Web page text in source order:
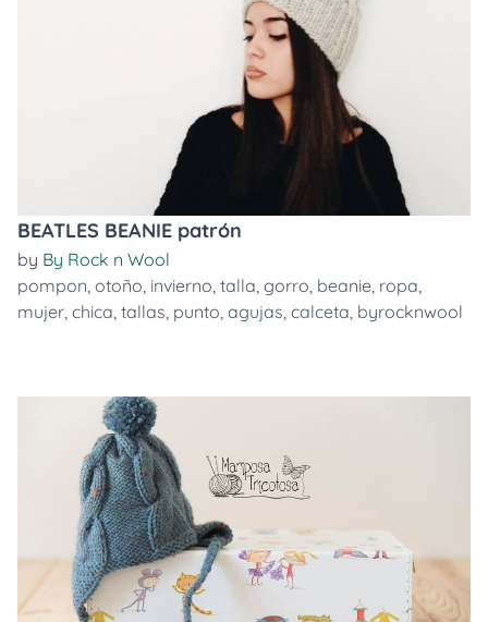
BEATLES BEANIE patrón
by By Rock n Wool
pompon, otoño, invierno, talla, gorro, beanie, ropa,
mujer, chica, tallas, punto, agujas, calceta, byrocknwool